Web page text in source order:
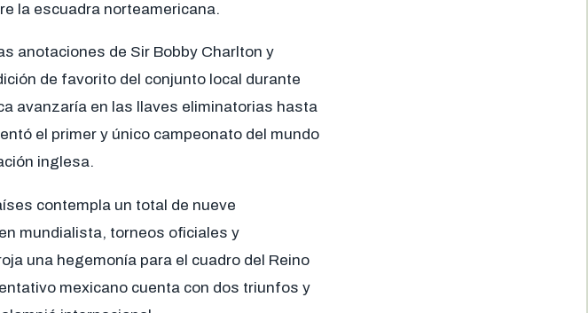
la escuadra norteamericana.
anotaciones de Sir Bobby Charlton y
de favorito del conjunto local durante
avanzaría en las llaves eliminatorias hasta
el primer y único campeonato del mundo
inglesa.
contempla un total de nueve
mundialista, torneos oficiales y
una hegemonía para el cuadro del Reino
mexicano cuenta con dos triunfos y